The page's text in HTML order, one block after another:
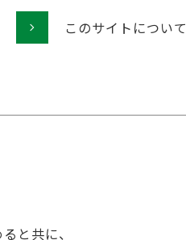
このサイトについて
と共に、